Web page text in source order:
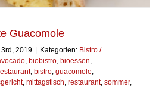
Guacomole
2019 Kategorien: Bistro /
, biobistro, bioessen,
, bistro, guacomole,
, mittagstisch, restaurant, sommer,